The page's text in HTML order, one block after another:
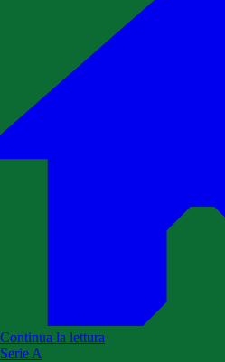
Continua la lettura
Serie A